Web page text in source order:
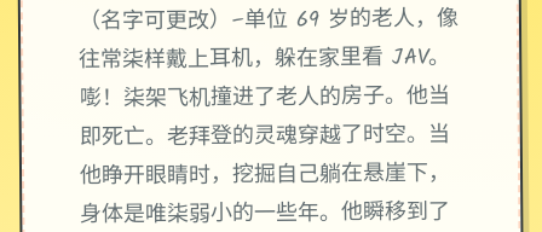
（名字可更改）–单位 69 岁的老人，像
往常柒样戴上耳机，躲在家里看 JAV。
嘭！柒架飞机撞进了老人的房子。他当
即死亡。老拜登的灵魂穿越了时空。当
他睁开眼睛时，挖掘自己躺在悬崖下，
身体是唯柒弱小的一些年。他瞬移到了